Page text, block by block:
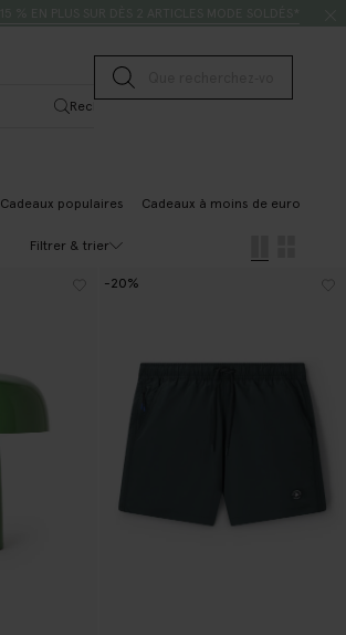
Lancer la recherche
Rechercher
Cadeaux populaires Cadeaux à moins de euro 20
Filtrer & trier
-20%